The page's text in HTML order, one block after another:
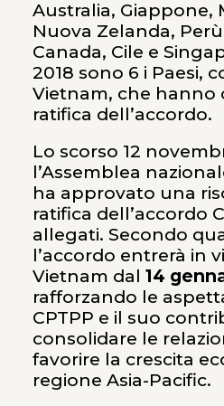
Australia, Giappone,
Nuova Zelanda,
Canada, Cile e
2018 sono 6 i Paesi,
Vietnam, che hanno
ratifica dell’accordo.
Lo scorso 12
l’Assemblea
ha approvato una
ratifica dell’accordo
allegati. Secondo
l’accordo entrerà in
Vietnam dal 14
rafforzando le
CPTPP e il suo
consolidare le
favorire la crescita
regione Asia-Pacific.